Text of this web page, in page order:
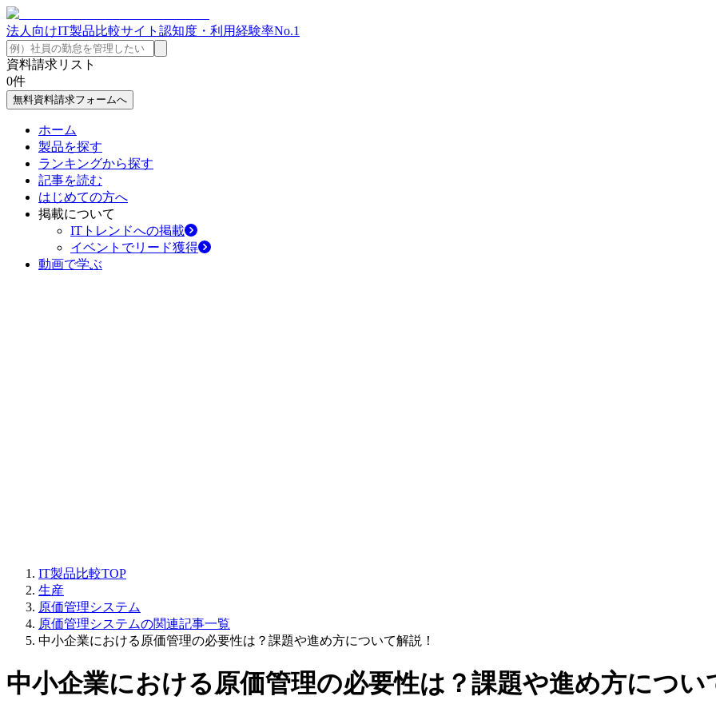
法人向けIT製品比較サイト 認知度・利用経験率No.1
資料請求リスト
0件
無料資料請求フォームへ
ホーム
製品を探す
ランキングから探す
記事を読む
はじめての方へ
掲載について
ITトレンドへの掲載
イベントでリード獲得
動画で学ぶ
IT製品比較TOP
生産
原価管理システム
原価管理システムの関連記事一覧
中小企業における原価管理の必要性は？課題や進め方について解説！
中小企業における原価管理の必要性は？課題や進め方につい